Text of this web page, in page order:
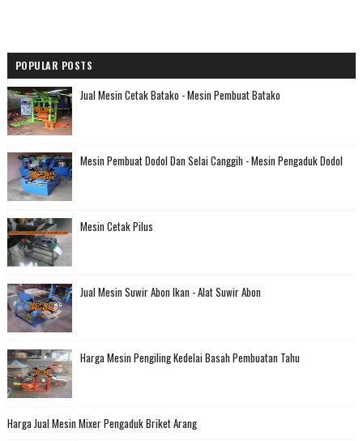
POPULAR POSTS
Jual Mesin Cetak Batako - Mesin Pembuat Batako
Mesin Pembuat Dodol Dan Selai Canggih - Mesin Pengaduk Dodol
Mesin Cetak Pilus
Jual Mesin Suwir Abon Ikan - Alat Suwir Abon
Harga Mesin Pengiling Kedelai Basah Pembuatan Tahu
Harga Jual Mesin Mixer Pengaduk Briket Arang